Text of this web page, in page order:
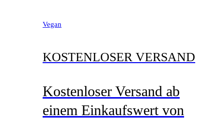
Vegan
KOSTENLOSER VERSAND
Kostenloser Versand ab
einem Einkaufswert von